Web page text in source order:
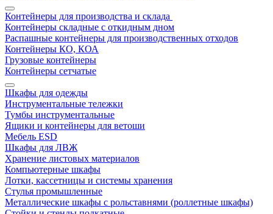
Контейнеры для производства и склада
Контейнеры складные с откидным дном
Распашные контейнеры для производственных отходов
Контейнеры КО, КОА
Грузовые контейнеры
Контейнеры сетчатые
Шкафы для одежды
Инструментальные тележки
Тумбы инструментальные
Ящики и контейнеры для ветоши
Мебель ESD
Шкафы для ЛВЖ
Хранение листовых материалов
Компьютерные шкафы
Лотки, кассетницы и системы хранения
Стулья промышленные
Металлические шкафы с рольставнями (роллетные шкафы)